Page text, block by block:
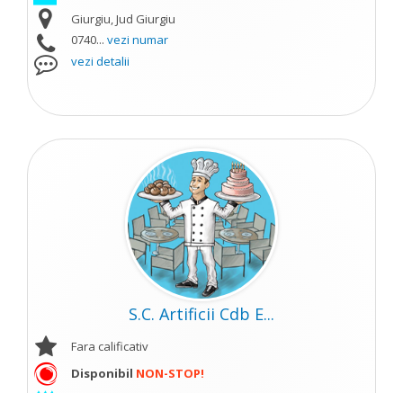
Giurgiu, Jud Giurgiu
0740... vezi numar
vezi detalii
S.C. Artificii Cdb E...
Fara calificativ
Disponibil NON-STOP!